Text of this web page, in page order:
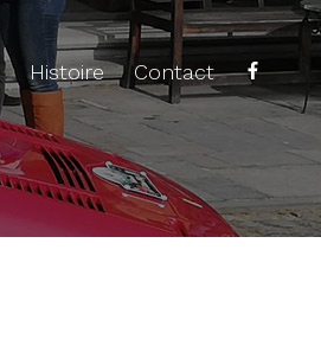
Histoire Contact